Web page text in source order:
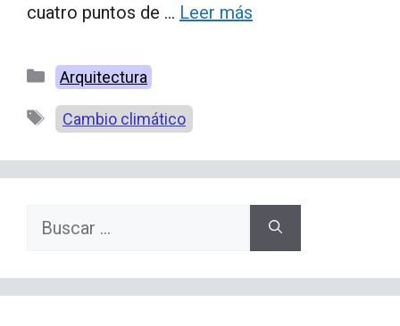
cuatro puntos de … Leer más
Categorías
Arquitectura
Etiquetas
Cambio climático
Buscar: